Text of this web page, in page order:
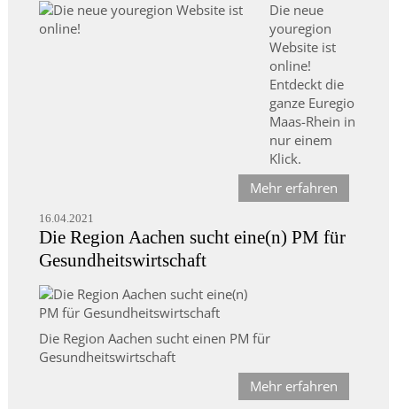
Die neue
youregion
Website ist
online!
Entdeckt die
ganze Euregio
Maas-Rhein in
nur einem
Klick.
Mehr erfahren
16.04.2021
Die Region Aachen sucht eine(n) PM für
Gesundheitswirtschaft
Die Region Aachen sucht einen PM für
Gesundheitswirtschaft
Mehr erfahren